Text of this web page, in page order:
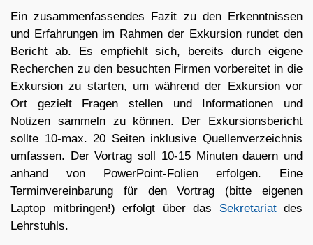
Ein zusammenfassendes Fazit zu den Erkenntnissen
und Erfahrungen im Rahmen der Exkursion rundet den
Bericht ab. Es empfiehlt sich, bereits durch eigene
Recherchen zu den besuchten Firmen vorbereitet in die
Exkursion zu starten, um während der Exkursion vor
Ort gezielt Fragen stellen und Informationen und
Notizen sammeln zu können. Der Exkursionsbericht
sollte 10-max. 20 Seiten inklusive Quellenverzeichnis
umfassen. Der Vortrag soll 10-15 Minuten dauern und
anhand von PowerPoint-Folien erfolgen. Eine
Terminvereinbarung für den Vortrag (bitte eigenen
Laptop mitbringen!) erfolgt über das Sekretariatdes
Lehrstuhls.